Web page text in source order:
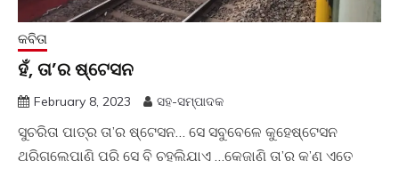
କବିତା
ହଁ, ତା’ର ଷ୍ଟେସନ
February 8, 2023 ସହ-ସମ୍ପାଦକ
ସୁଚରିତା ପାତ୍ର ତା’ର ଷ୍ଟେସନ… ସେ ସବୁବେଳେ କୁହେଷ୍ଟେସନ
ଥରିଗଲେପାଣି ପରି ସେ ବି ଚହଲିଯାଏ …କେଜାଣି ତା’ର କ’ଣ ଏତେ